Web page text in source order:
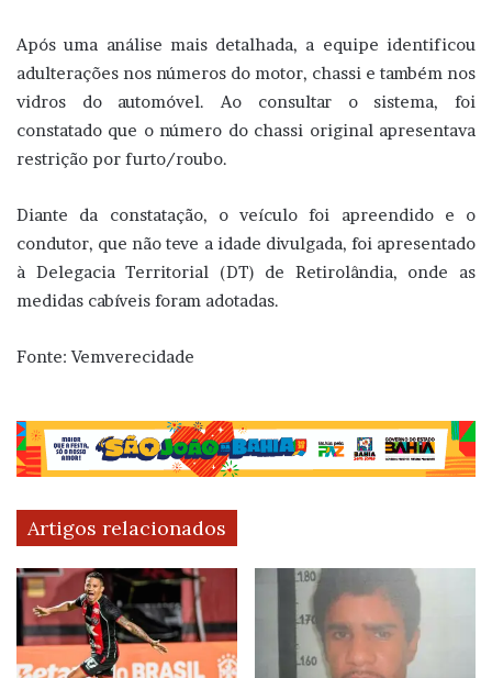
Após uma análise mais detalhada, a equipe identificou
adulterações nos números do motor, chassi e também nos
vidros do automóvel. Ao consultar o sistema, foi
constatado que o número do chassi original apresentava
restrição por furto/roubo.
Diante da constatação, o veículo foi apreendido e o
condutor, que não teve a idade divulgada, foi apresentado
à Delegacia Territorial (DT) de Retirolândia, onde as
medidas cabíveis foram adotadas.
Fonte: Vemverecidade
Artigos relacionados